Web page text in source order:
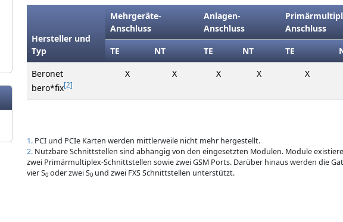
Hersteller und
Typ
Mehrgeräte-
Anschluss
Anlagen-
Anschluss
Anschluss
TE
NT TE NT TE
Beronet
bero*fix 2
X X X X X
1 PCI und PCIe Karten werden mittlerweile nicht mehr hergestellt.
2 Nutzbare Schnittstellen sind abhängig von den eingesetzten Modulen. Module
zwei Primärmultiplex-Schnittstellen sowie zwei GSM Ports. Darüber hinaus werden die
vier S0 oder zwei S0 und zwei FXS Schnittstellen unterstützt.